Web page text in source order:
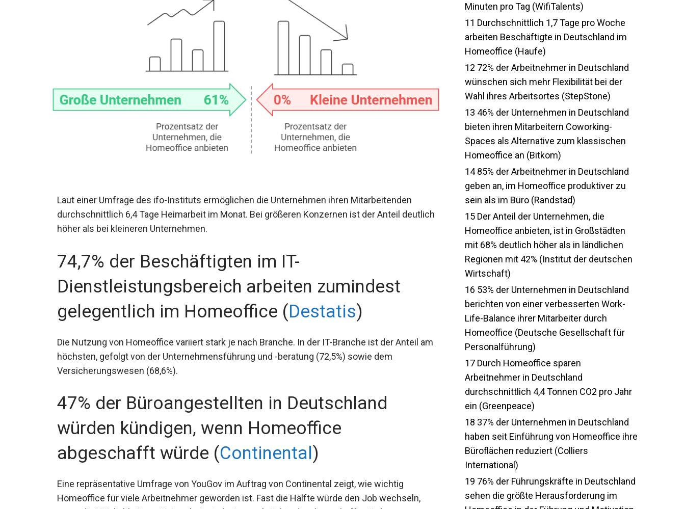
Laut einer Umfrage des ifo-Instituts ermöglichen die Unternehmen ihren Mitarbeitenden
durchschnittlich 6,4 Tage Heimarbeit im Monat. Bei größeren Konzernen ist der Anteil deutlich
höher als bei kleineren Unternehmen.
74,7% der Beschäftigten im IT-
Dienstleistungsbereich arbeiten zumindest
gelegentlich im Homeoffice (Destatis)
Die Nutzung von Homeoffice variiert stark je nach Branche. In der IT-Branche ist der Anteil am
höchsten, gefolgt von der Unternehmensführung und -beratung (72,5%) sowie dem
Versicherungswesen (68,6%).
47% der Büroangestellten in Deutschland
würden kündigen, wenn Homeoffice
abgeschafft würde (Continental)
Eine repräsentative Umfrage von YouGov im Auftrag von Continental zeigt, wie wichtig
Homeoffice für viele Arbeitnehmer geworden ist. Fast die Hälfte würde den Job wechseln,
Minuten pro Tag (WifiTalents)
11 Durchschnittlich 1,7 Tage pro Woche
arbeiten Beschäftigte in Deutschland im
Homeoffice (Haufe)
12 72% der Arbeitnehmer in Deutschland
wünschen sich mehr Flexibilität bei der
Wahl ihres Arbeitsortes (StepStone)
13 46% der Unternehmen in Deutschland
bieten ihren Mitarbeitern Coworking-
Spaces als Alternative zum klassischen
Homeoffice an (Bitkom)
1485% der Arbeitnehmer in Deutschland
geben an, im Homeoffice produktiver zu
sein als im Büro (Randstad)
15 Der Anteil der Unternehmen, die
Homeoffice anbieten, ist in Großstädten
mit 68% deutlich höher als in ländlichen
Regionen mit 42% (Institut der deutschen
Wirtschaft)
16 53% der Unternehmen in Deutschland
berichten von einer verbesserten Work-
Life-Balance ihrer Mitarbeiter durch
Homeoffice (Deutsche Gesellschaft für
Personalführung)
17 Durch Homeoffice sparen
Arbeitnehmer in Deutschland
durchschnittlich 4,4 Tonnen CO2 pro Jahr
ein (Greenpeace)
18 37% der Unternehmen in Deutschland
haben seit Einführung von Homeoffice ihre
Büroflächen reduziert (Colliers
International)
19 76% der Führungskräfte in Deutschland
sehen die größte Herausforderung im